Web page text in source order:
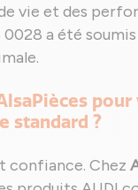
vie et des
a été
standard ?
confiance. Chez